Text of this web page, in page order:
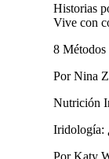
Historias
Vive con
8 Métodos
Por Nina
Nutrición
Iridología:
Por Katy